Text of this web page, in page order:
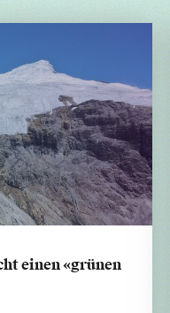
einen «grünen